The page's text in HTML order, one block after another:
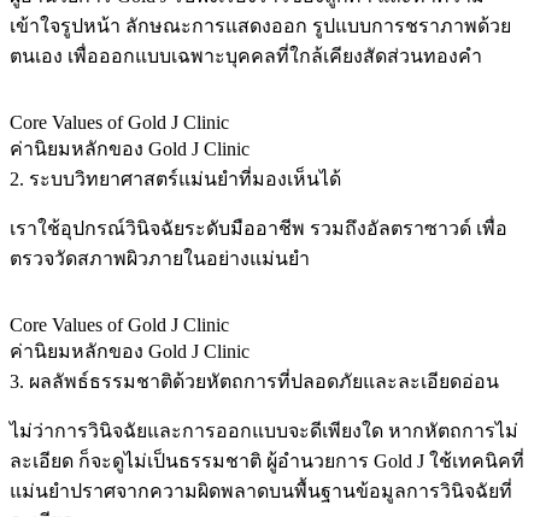
เข้าใจรูปหน้า ลักษณะการแสดงออก รูปแบบการชราภาพด้วย
ตนเอง เพื่อออกแบบเฉพาะบุคคลที่ใกล้เคียงสัดส่วนทองคำ
Core Values of Gold J Clinic
ค่านิยมหลักของ Gold J Clinic
2. ระบบวิทยาศาสตร์แม่นยำที่มองเห็นได้
เราใช้อุปกรณ์วินิจฉัยระดับมืออาชีพ รวมถึงอัลตราซาวด์ เพื่อ
ตรวจวัดสภาพผิวภายในอย่างแม่นยำ
Core Values of Gold J Clinic
ค่านิยมหลักของ Gold J Clinic
3. ผลลัพธ์ธรรมชาติด้วยหัตถการที่ปลอดภัยและละเอียดอ่อน
ไม่ว่าการวินิจฉัยและการออกแบบจะดีเพียงใด หากหัตถการไม่
ละเอียด ก็จะดูไม่เป็นธรรมชาติ ผู้อำนวยการ Gold J ใช้เทคนิคที่
แม่นยำปราศจากความผิดพลาดบนพื้นฐานข้อมูลการวินิจฉัยที่